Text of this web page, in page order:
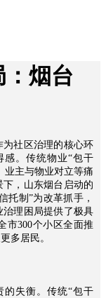
烟台
社区治理的核心环
。传统物业“包干
业主与物业对立等痛
，山东烟台启动的
托制”为改革抓手，
理困局提供了极具
市300个小区全面推
多居民。
的失衡。传统“包干